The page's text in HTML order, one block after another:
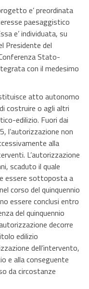
e’ preordinata
paesaggistico
e’ individuata, su
Presidente del
Stato-
con il medesimo
atto autonomo
costruire o agli altri
edilizio. Fuori dai
l’autorizzazione non
alla
L’autorizzazione
scaduto il quale
essere sottoposta a
corso del quinquennio
essere conclusi entro
del quinquennio
decorre
edilizio
dell’intervento,
e alla conseguente
da circostanze